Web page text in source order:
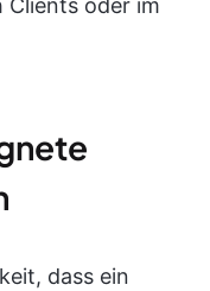
Clients oder im
dass ein